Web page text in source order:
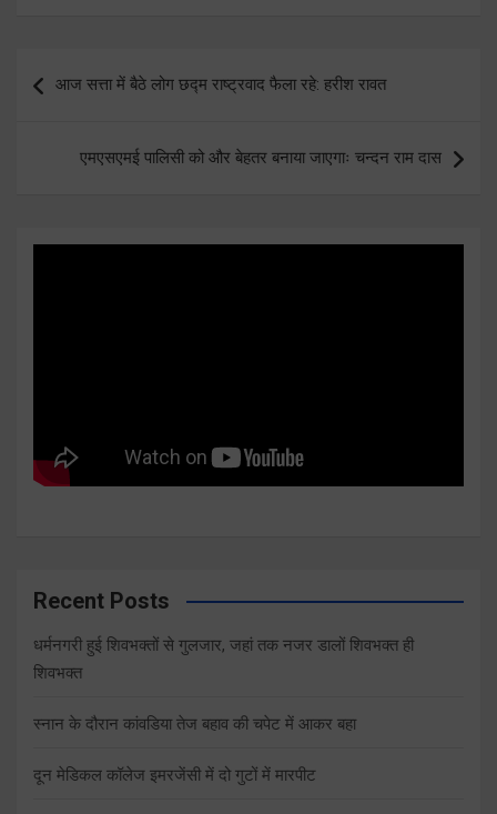
navigation
आज सत्ता में बैठे लोग छद्म राष्ट्रवाद फैला रहे: हरीश रावत
एमएसएमई पालिसी को और बेहतर बनाया जाएगाः चन्दन राम दास
Recent Posts
धर्मनगरी हुई शिवभक्तों से गुलजार, जहां तक नजर डालों शिवभक्त ही
शिवभक्त
स्नान के दौरान कांवडिया तेज बहाव की चपेट में आकर बहा
दून मेडिकल कॉलेज इमरजेंसी में दो गुटों में मारपीट